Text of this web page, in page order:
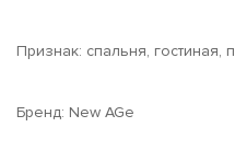
Признак: спальня, гостиная,
Бренд: New AGe